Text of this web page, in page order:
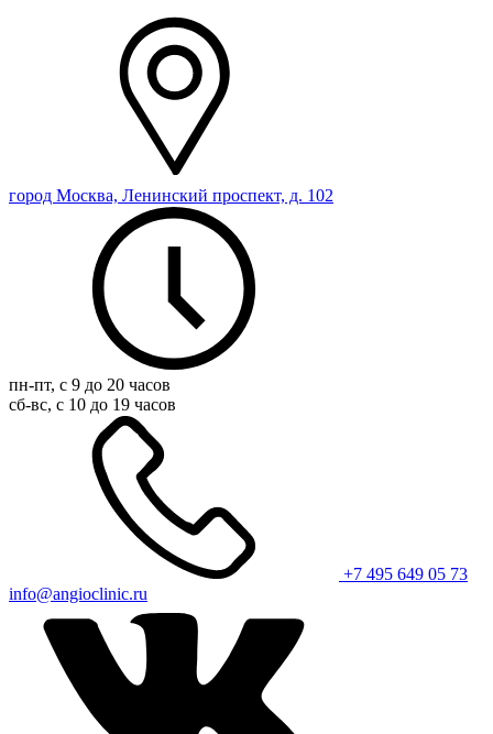
город Москва, Ленинский проспект, д. 102
пн-пт, с 9 до 20 часов
сб-вс, с 10 до 19 часов
+7 495 649 05 73
info@angioclinic.ru